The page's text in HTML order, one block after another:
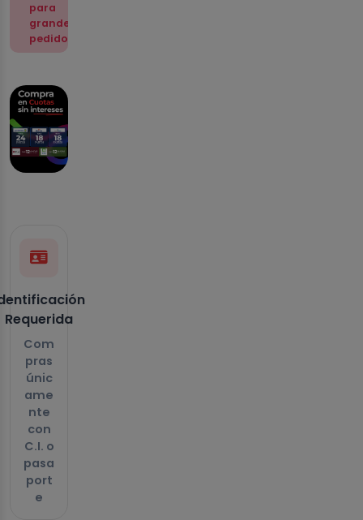
para
grandes
pedidos.
Requerida
Com
pras
únic
ame
nte
con
C.I. o
pasa
port
e